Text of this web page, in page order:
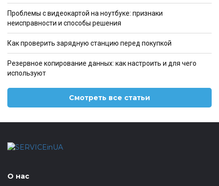
Проблемы с видеокартой на ноутбуке: признаки
неисправности и способы решения
Как проверить зарядную станцию перед покупкой
Резервное копирование данных: как настроить и для чего
используют
Смотреть все статьи
О нас